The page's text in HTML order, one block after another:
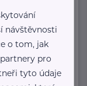
návštěvnosti
o tom, jak
pro
tyto údaje